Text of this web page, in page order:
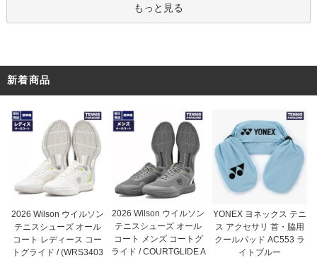
もっと見る
新着商品
2026 Wilson ウイルソン
テニスシューズ オール
コート レディース コー
トグライド / (WRS3403
2026 Wilson ウイルソン
テニスシューズ オール
コート メンズ コートグ
ライド / COURTGLIDE A
YONEX ヨネックス テニ
ス アクセサリ 首・脇用
クールパッド AC553 ラ
イトブルー